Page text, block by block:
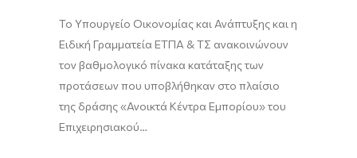
Το Υπουργείο Οικονομίας και Ανάπτυξης και η
Ειδική Γραμματεία ΕΤΠΑ & ΤΣ ανακοινώνουν
τον βαθμολογικό πίνακα κατάταξης των
προτάσεων που υποβλήθηκαν στο πλαίσιο
της δράσης «Ανοικτά Κέντρα Εμπορίου» του
Επιχειρησιακού…